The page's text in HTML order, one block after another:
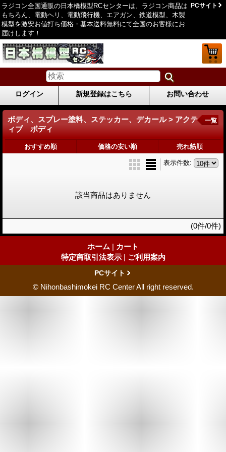
ラジコン全国通販の日本橋模型RCセンターは、ラジコン商品は
もちろん、電動ヘリ、電動飛行機、エアガン、鉄道模型、木製
模型を激安お値打ち価格・基本送料無料にて全国のお客様にお
届けします！
PCサイト
ログイン 新規登録はこちら お問い合わせ
ボディ、スプレー塗料、ステッカー、デカール > アクテ
ィブ ボディ
一覧
おすすめ順 価格の安い順 売れ筋順
表示件数:
該当商品はありません
(0件/0件)
ホーム | カート
特定商取引法表示 | ご利用案内
PCサイト
© Nihonbashimokei RC Center All right reserved.